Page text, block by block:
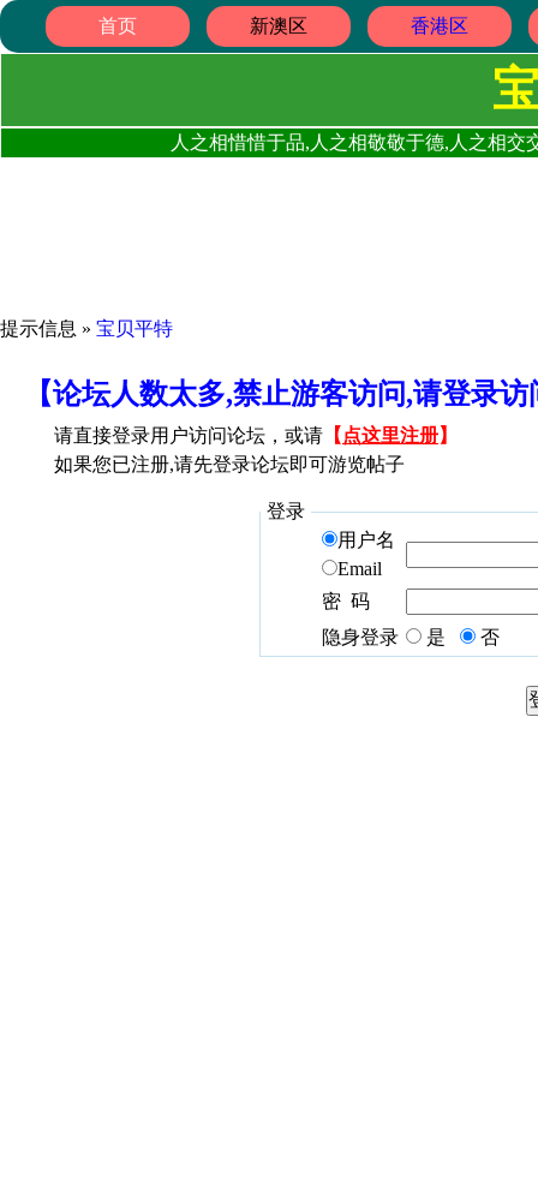
首页 新澳区 香港区
人之相惜惜于品,人之相敬敬于德,人之相
提示信息 » 宝贝平特
【论坛人数太多,禁止游客访问,请登录
请直接登录用户访问论坛，或请 【 点这里注册】
如果您已注册,请先登录论坛即可游览帖子
登录
用户名
Email
密 码
隐身登录
是 否